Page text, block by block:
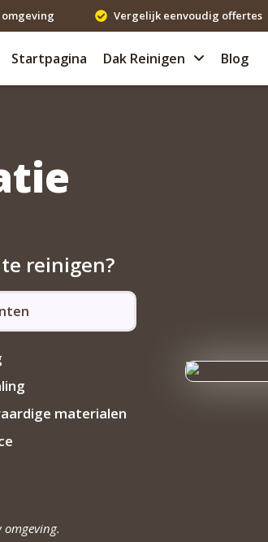
Vergelijk eenvoudig offertes
Startpagina Dak Reinigen Blog
reinigen?
materialen